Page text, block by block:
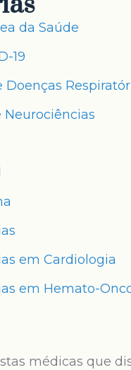
da Saúde
19
Doenças
Neurociências
em Cardiologia
em Hemato-
médicas que